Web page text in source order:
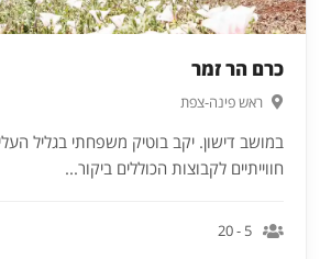
כרם הר זמר
ראש פינה-צפת
במושב דישון. יקב בוטיק משפחתי בגליל
חווייתיים לקבוצות הכוללים ביקור...
5 - 20